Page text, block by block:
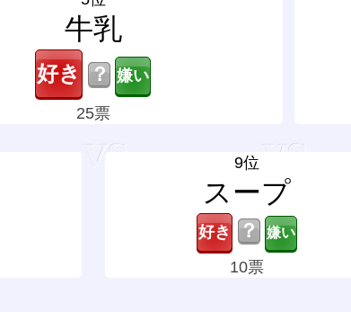
牛乳
？
25票
9位
スープ
？
10票